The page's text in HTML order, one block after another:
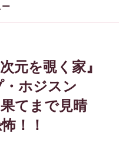
ー
元を覗く家』
ホジスン
てまで見晴
！！